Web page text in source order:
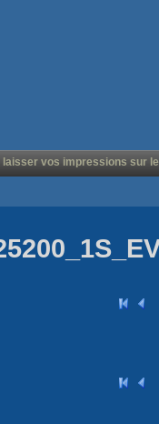
laisser vos impressions sur